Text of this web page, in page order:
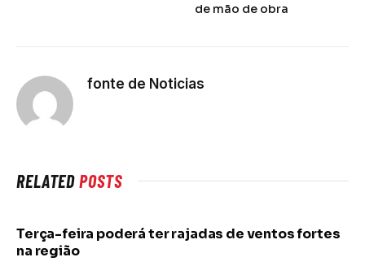
de mão de obra
fonte de Noticias
RELATEDPOSTS
Terça-feira poderá ter rajadas de ventos fortes
na região